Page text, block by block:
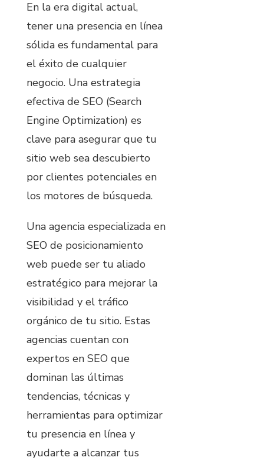
En la era digital actual,
tener una presencia en línea
sólida es fundamental para
el éxito de cualquier
negocio. Una estrategia
efectiva de SEO (Search
Engine Optimization) es
clave para asegurar que tu
sitio web sea descubierto
por clientes potenciales en
los motores de búsqueda.
Una agencia especializada en
SEO de posicionamiento
web puede ser tu aliado
estratégico para mejorar la
visibilidad y el tráfico
orgánico de tu sitio. Estas
agencias cuentan con
expertos en SEO que
dominan las últimas
tendencias, técnicas y
herramientas para optimizar
tu presencia en línea y
ayudarte a alcanzar tus